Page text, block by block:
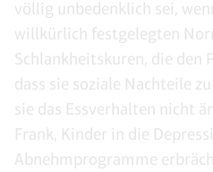
völlig unbedenklich sei,
willkürlich festgelegten
Schlankheitskuren, die den
dass sie soziale Nachteile
sie das Essverhalten nicht
Frank, Kinder in die
Abnehmprogramme